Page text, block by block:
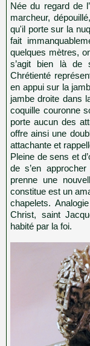
Née du regard de
marcheur,
qu'il porte sur la
fait
quelques mètres,
s’agit bien là de
Chrétienté
en appui sur la
jambe droite dans
coquille couronne
porte aucun des
offre ainsi une
attachante et
Pleine de sens et
de s’en
prenne une
constitue est un
chapelets.
Christ, saint
habité par la foi.